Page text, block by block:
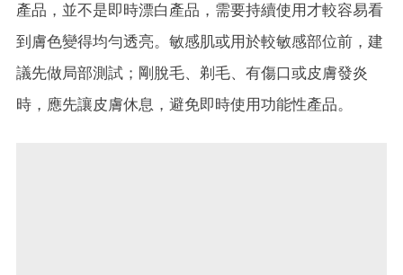
產品，並不是即時漂白產品，需要持續使用才較容易看
到膚色變得均勻透亮。敏感肌或用於較敏感部位前，建
議先做局部測試；剛脫毛、剃毛、有傷口或皮膚發炎
時，應先讓皮膚休息，避免即時使用功能性產品。